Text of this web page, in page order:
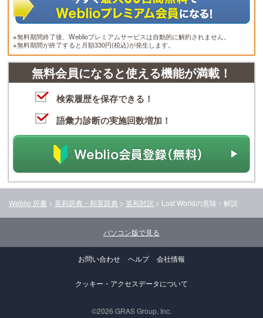
※無料期間終了後、Weblioプレミアムサービスは自動的に解約されません。
※無料期間が終了すると月額330円(税込)が発生します。
無料会員になると使える機能が満載！
検索履歴を保存できる！
語彙力診断の実施回数増加！
Weblio 辞書 > 英和辞典・和英辞典 > 英和対訳 > Lost Worldの意味・解説
パソコン版で見る
お問い合わせ ヘルプ 会社情報
クッキー・アクセスデータについて
©2026 GRAS Group, Inc.